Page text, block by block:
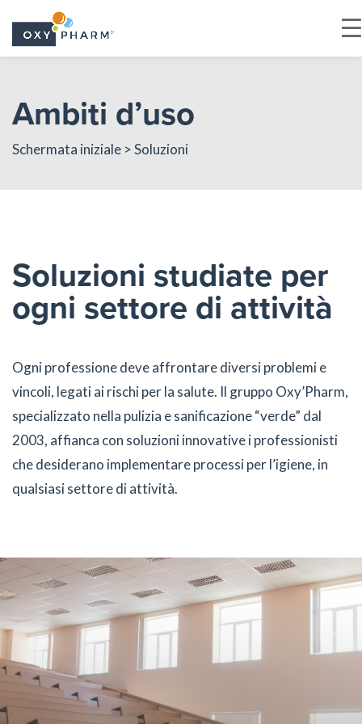
the
content
Ambiti d’uso
Schermata iniziale > Soluzioni
Soluzioni studiate per
ogni settore di attività
Ogni professione deve affrontare diversi problemi e
vincoli, legati ai rischi per la salute. Il gruppo Oxy’Pharm,
specializzato nella pulizia e sanificazione “verde” dal
2003, affianca con soluzioni innovative i professionisti
che desiderano implementare processi per l’igiene, in
qualsiasi settore di attività.